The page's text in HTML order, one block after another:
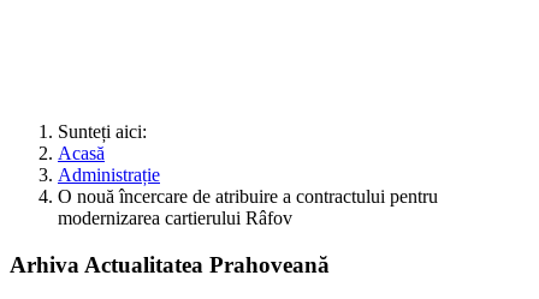
Sunteți aici:
Acasă
Administrație
O nouă încercare de atribuire a contractului pentru
modernizarea cartierului Râfov
Arhiva Actualitatea Prahoveană